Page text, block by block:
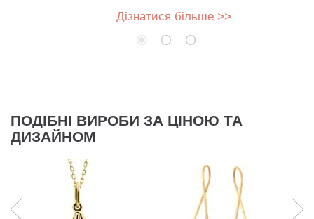
Дізнатися більше >>
ПОДІБНІ ВИРОБИ ЗА ЦІНОЮ ТА
ДИЗАЙНОМ